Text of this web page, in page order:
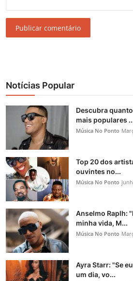
Publicar comentário
Notícias Popular
Descubra
mais populares
Música No Ponto
Top 20 dos
ouvintes no...
Música No Ponto
Anselmo Raplh:
minha vida, M...
Música No Ponto
Ayra Starr: "Se
um dia, vo...